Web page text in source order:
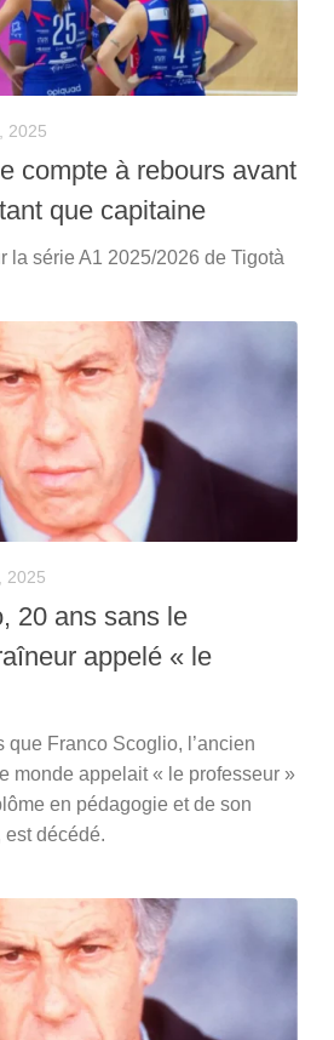
2025
compte à rebours avant
que capitaine
la série A1 2025/2026 de Tigotà
2025
20 ans sans le
appelé « le
que Franco Scoglio, l’ancien
monde appelait « le professeur »
en pédagogie et de son
est décédé.